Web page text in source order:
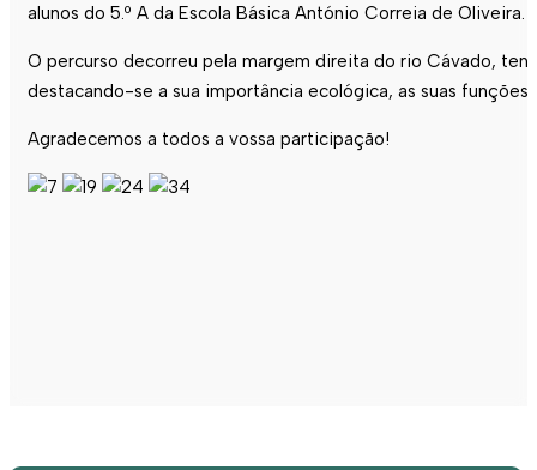
alunos do 5.º A da Escola Básica António Correia de
O percurso decorreu pela margem direita do rio Cávado,
destacando-se a sua importância ecológica, as suas
Agradecemos a todos a vossa participação!